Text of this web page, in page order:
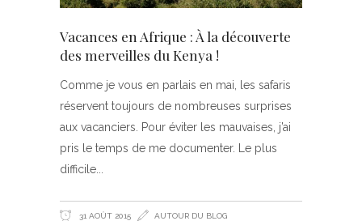
Vacances en Afrique : À la découverte
des merveilles du Kenya !
Comme je vous en parlais en mai, les safaris
réservent toujours de nombreuses surprises
aux vacanciers. Pour éviter les mauvaises, j’ai
pris le temps de me documenter. Le plus
difficile
31 AOÛT 2015 AUTOUR DU BLOG